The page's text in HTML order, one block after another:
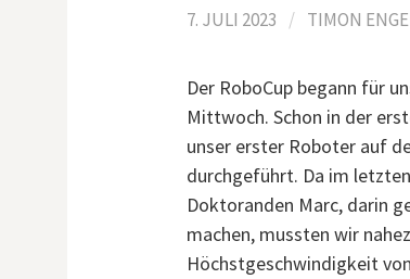
7. JULI 2023 / TIMON
Der RoboCup begann für
Mittwoch. Schon in der
unser erster Roboter auf
durchgeführt. Da im
Doktoranden Marc, darin
machen, mussten wir
Höchstgeschwindigkeit